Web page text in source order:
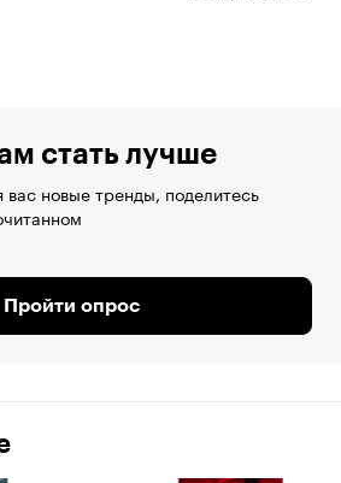
стать лучше
новые тренды, поделитесь
Пройти опрос